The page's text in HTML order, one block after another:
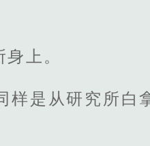
上。
是从研究所白